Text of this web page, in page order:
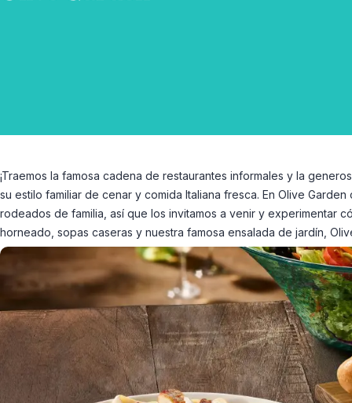
¡Traemos la famosa cadena de restaurantes informales y la
su estilo familiar de cenar y comida Italiana fresca. En Olive
rodeados de familia, así que los invitamos a venir y experimentar
horneado, sopas caseras y nuestra famosa ensalada de jardín,